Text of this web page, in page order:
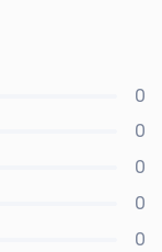
0
0
0
0
0